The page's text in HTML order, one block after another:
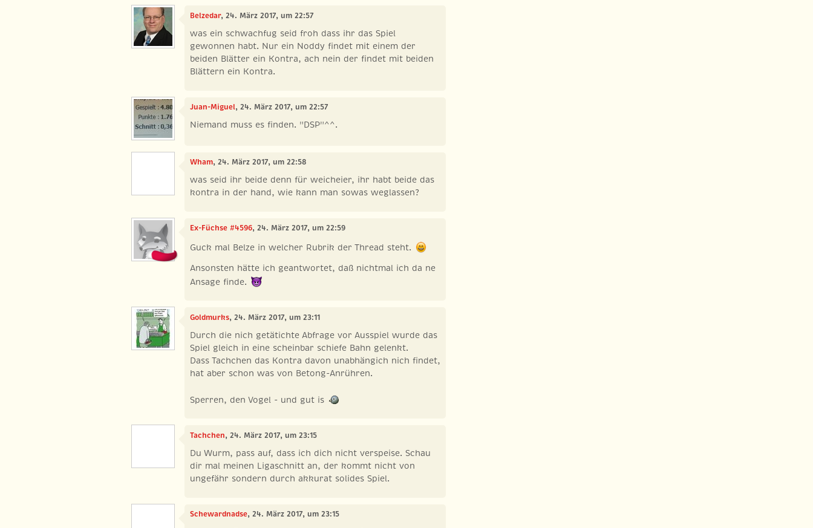
Belzedar, 24. März 2017, um 22:57
was ein schwachfug seid froh dass ihr das Spiel
gewonnen habt. Nur ein Noddy findet mit einem der
beiden Blätter ein Kontra, ach nein der findet mit beiden
Blättern ein Kontra.
Juan-Miguel, 24. März 2017, um 22:57
Niemand muss es finden. "DSP"^^.
Wham, 24. März 2017, um 22:58
was seid ihr beide denn für weicheier, ihr habt beide das
kontra in der hand, wie kann man sowas weglassen?
Ex-Füchse #4596, 24. März 2017, um 22:59
Guck mal Belze in welcher Rubrik der Thread steht.
Ansonsten hätte ich geantwortet, daß nichtmal ich da ne
Ansage finde.
Goldmurks, 24. März 2017, um 23:11
Durch die nich getätichte Abfrage vor Ausspiel wurde das
Spiel gleich in eine scheinbar schiefe Bahn gelenkt.
Dass Tachchen das Kontra davon unabhängich nich findet,
hat aber schon was von Betong-Anrühren.
Sperren, den Vogel - und gut is
Tachchen, 24. März 2017, um 23:15
Du Wurm, pass auf, dass ich dich nicht verspeise. Schau
dir mal meinen Ligaschnitt an, der kommt nicht von
ungefähr sondern durch akkurat solides Spiel.
Schewardnadse, 24. März 2017, um 23:15